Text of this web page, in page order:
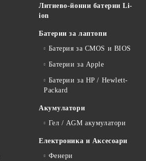
Литиево-йонни батерии Li-
ion
Батерии за лаптопи
Батерия за CMOS и BIOS
Батерии за Apple
Батерии за HP / Hewlett-
Packard
Акумулатори
Гел / AGM акумулатори
Електроника и Аксесоари
Фенери